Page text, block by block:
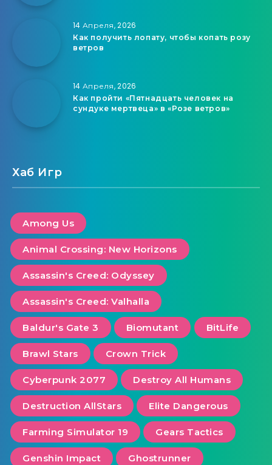
14 Апреля, 2026
Как получить лопату, чтобы копать розу
ветров
14 Апреля, 2026
Как пройти «Пятнадцать человек на
сундуке мертвеца» в «Розе ветров»
Хаб Игр
Among Us
Animal Crossing: New Horizons
Assassin's Creed: Odyssey
Assassin's Creed: Valhalla
Baldur's Gate 3 Biomutant BitLife
Brawl Stars Crown Trick
Cyberpunk 2077 Destroy All Humans
Destruction AllStars Elite Dangerous
Farming Simulator 19 Gears Tactics
Genshin Impact Ghostrunner